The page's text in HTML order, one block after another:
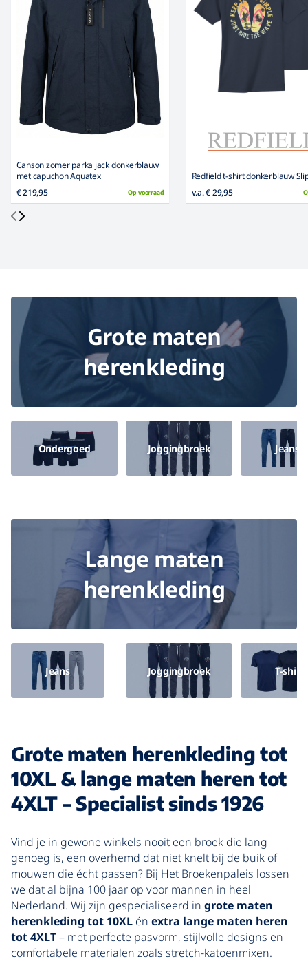
Canson zomer parka jack donkerblauw
met capuchon Aquatex
€ 219,95
Op voorraad
Redfield t-shirt donkerblauw
v.a. € 29,95
Grote maten
herenkleding
Ondergoed Joggingbroek Jeans
Lange maten
herenkleding
Jeans Joggingbroek T-shirts
Grote maten herenkleding tot
10XL & lange maten heren tot
4XLT – Specialist sinds 1926
Vind je in gewone winkels nooit een broek die lang
genoeg is, een overhemd dat niet knelt bij de buik of
mouwen die écht passen? Bij Het Broekenpaleis lossen
we dat al bijna 100 jaar op voor mannen in heel
Nederland. Wij zijn gespecialiseerd in grote maten
herenkleding tot 10XL én extra lange maten heren
tot 4XLT– met perfecte pasvorm, stijlvolle designs en
comfortabele materialen zoals stretch-katoenmixen.